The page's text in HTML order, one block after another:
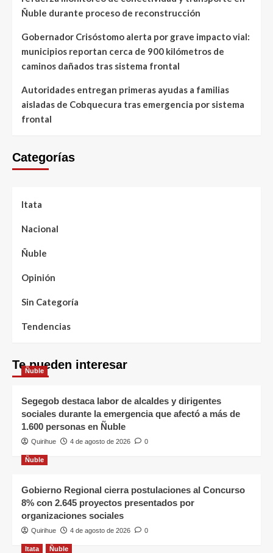
Ñuble durante proceso de reconstrucción
Gobernador Crisóstomo alerta por grave impacto vial:
municipios reportan cerca de 900 kilómetros de
caminos dañados tras sistema frontal
Autoridades entregan primeras ayudas a familias
aisladas de Cobquecura tras emergencia por sistema
frontal
Categorías
Itata
Nacional
Ñuble
Opinión
Sin Categoría
Tendencias
Te pueden interesar
Ñuble
Segegob destaca labor de alcaldes y dirigentes
sociales durante la emergencia que afectó a más de
1.600 personas en Ñuble
Quirihue 4 de agosto de 2026 0
Ñuble
Gobierno Regional cierra postulaciones al Concurso
8% con 2.645 proyectos presentados por
organizaciones sociales
Quirihue 4 de agosto de 2026 0
Itata Ñuble